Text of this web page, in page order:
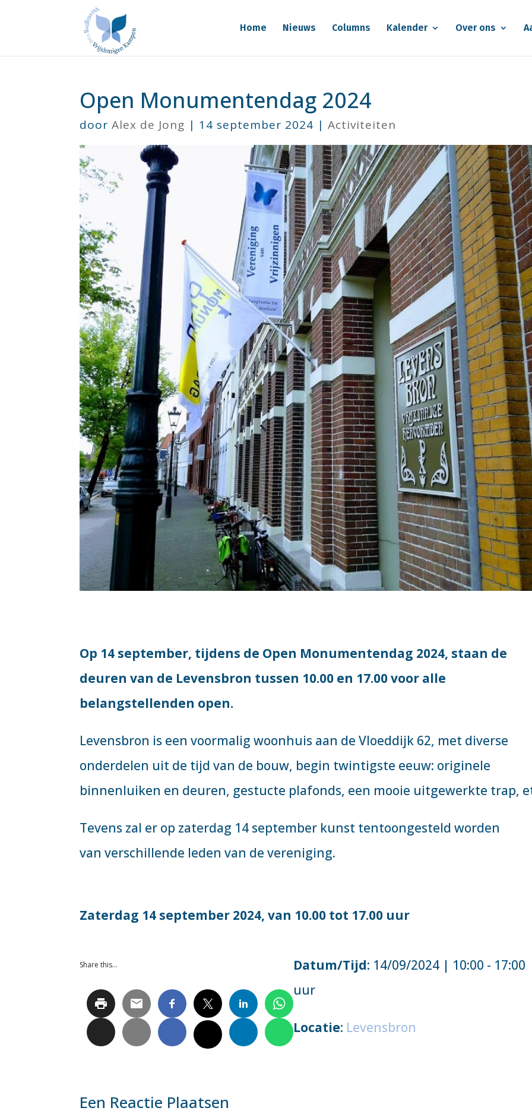
Home Nieuws Columns Kalender Over ons
Open Monumentendag 2024
doorAlex de Jong | 14 september 2024 |Activiteiten
Op 14 september, tijdens de Open Monumentendag 2024, staan de
deuren van de Levensbron tussen 10.00 en 17.00 voor alle
belangstellenden open.
Levensbron is een voormalig woonhuis aan de Vloeddijk 62, met diverse
onderdelen uit de tijd van de bouw, begin twintigste eeuw: originele
binnenluiken en deuren, gestucte plafonds, een mooie uitgewerkte trap,
Tevens zal er op zaterdag 14 september kunst tentoongesteld worden
van verschillende leden van de vereniging.
Zaterdag 14 september 2024, van 10.00 tot 17.00 uur
Share this… Datum/Tijd: 14/09/2024 | 10:00 - 17:00
uur
Locatie: Levensbron
Een Reactie Plaatsen